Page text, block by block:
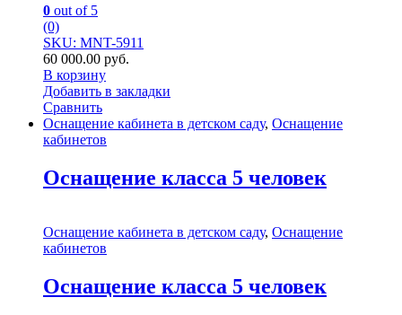
0 out of 5
(0)
SKU: MNT-5911
60 000.00 руб.
В корзину
Добавить в закладки
Сравнить
Оснащение кабинета в детском саду, Оснащение
кабинетов
Оснащение класса 5 человек
Оснащение кабинета в детском саду, Оснащение
кабинетов
Оснащение класса 5 человек